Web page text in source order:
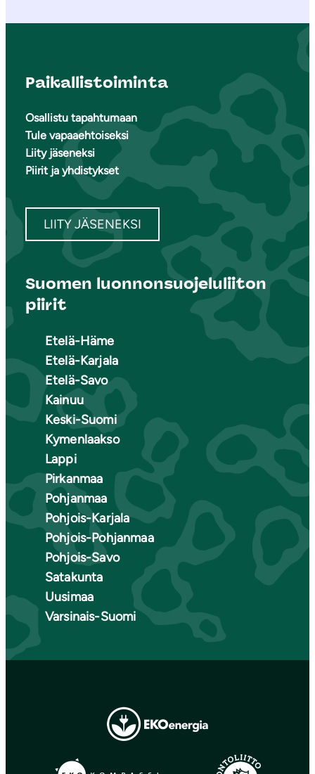
Paikallistoiminta
Osallistu tapahtumaan
Tule vapaaehtoiseksi
Liity jäseneksi
Piirit ja yhdistykset
LIITY JÄSENEKSI
Suomen luonnonsuojeluliiton
piirit
Etelä-Häme
Etelä-Karjala
Etelä-Savo
Kainuu
Keski-Suomi
Kymenlaakso
Lappi
Pirkanmaa
Pohjanmaa
Pohjois-Karjala
Pohjois-Pohjanmaa
Pohjois-Savo
Satakunta
Uusimaa
Varsinais-Suomi